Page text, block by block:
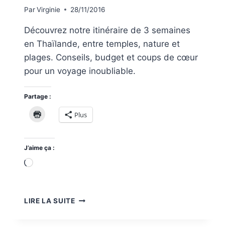
ParVirginie 28/11/2016
Découvrez notre itinéraire de 3 semaines
en Thaïlande, entre temples, nature et
plages. Conseils, budget et coups de cœur
pour un voyage inoubliable.
Partage :
Plus
J’aime ça :
Chargement…
LIRE LA SUITEITINÉRAIRE